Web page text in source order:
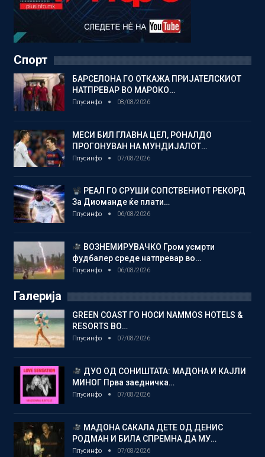
Спорт
БАРСЕЛОНА ГО ОТКАЖА ПРИЈАТЕЛСКИОТ
НАТПРЕВАР ВО МАРОКО…
Плусинфо 08/08/2026
МЕСИ БИЛ ГЛАВНА ЦЕЛ, РОНАЛДО
ПРОГОНУВАН НА МУНДИЈАЛОТ…
Плусинфо 07/08/2026
РЕАЛ ГО СРУШИ СОПСТВЕНИОТ РЕКОРД
За Диоманде ќе плати…
Плусинфо 06/08/2026
ВОЗНЕМИРУВАЧКО Гром усмрти
фудбалер среде натпревар во…
Плусинфо 06/08/2026
Галерија
GREEN COAST ГО НОСИ NAMMOS HOTELS &
RESORTS ВО…
Плусинфо 07/08/2026
ДУО ОД СОНИШТАТА: МАДОНА И КАЈЛИ
МИНОГ Прва заедничка…
Плусинфо 07/08/2026
МАДОНА САКАЛА ДЕТЕ ОД ДЕНИС
РОДМАН И БИЛА СПРЕМНА ДА МУ…
Плусинфо 07/08/2026